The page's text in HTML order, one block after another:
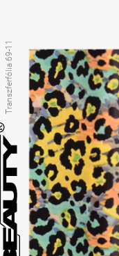
Transzferfólia 69-11